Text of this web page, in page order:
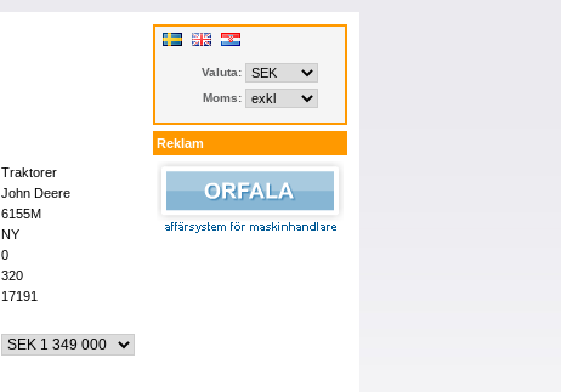
Traktorer
John Deere
6155M
NY
0
320
17191
Valuta:
Moms:
Reklam